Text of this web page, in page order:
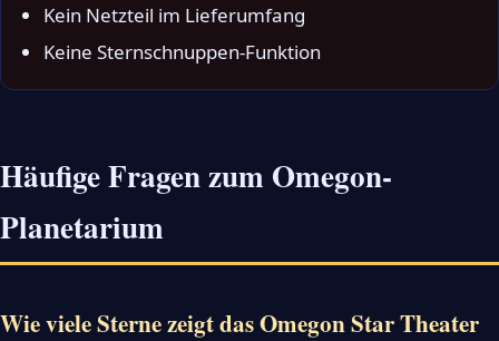
Kein Netzteil im Lieferumfang
Keine Sternschnuppen-Funktion
Häufige Fragen zum Omegon-
Planetarium
Wie viele Sterne zeigt das Omegon Star Theater